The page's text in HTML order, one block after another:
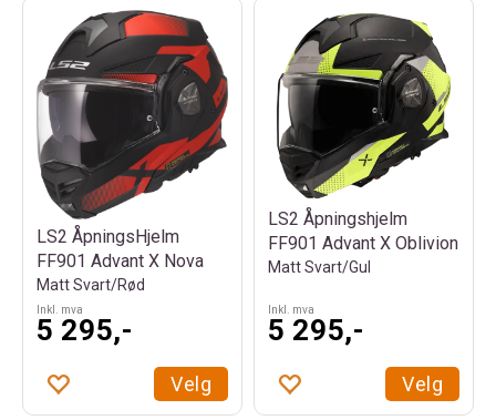
LS2 ÅpningsHjelm
FF901 Advant X Nova
Matt Svart/Rød
Inkl. mva
5 295,-
Velg
LS2 Åpningshjelm
FF901 Advant X Oblivion
Matt Svart/Gul
Inkl. mva
5 295,-
Velg